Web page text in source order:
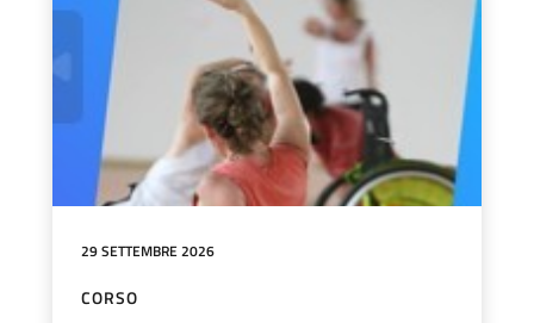
29 SETTEMBRE 2026
CORSO